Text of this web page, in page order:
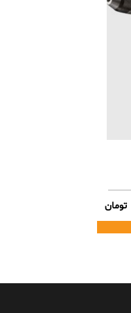
تومانCurrent
price
is: